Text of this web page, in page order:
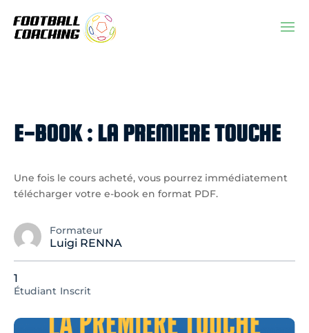
E-BOOK : LA PREMIERE TOUCHE
Une fois le cours acheté, vous pourrez immédiatement
télécharger votre e-book en format PDF.
Formateur
Luigi RENNA
1
Étudiant Inscrit